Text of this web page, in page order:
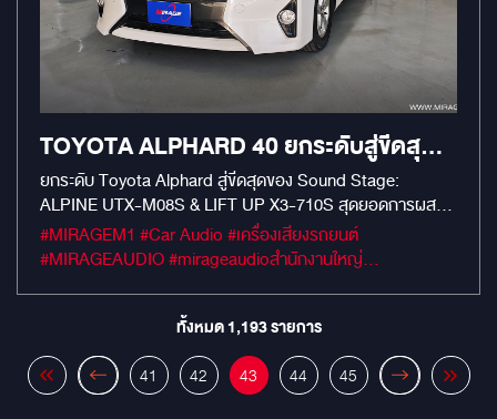
TOYOTA ALPHARD 40 ยกระดับสู่ขีดสุด
ของ SOUND STAGE: ALPINE UTX-
M08S & LIFT UP X3-710S
ยกระดับ Toyota Alphard สู่ขีดสุดของ Sound Stage:
ALPINE UTX-M08S & LIFT UP X3-710S สุดยอดการผสม
ผสานระหว่างเทคโนโลยีเสียงดิจิทัลที่บริสุทธิ์ที่สุด และงานติดตั้ง
Custom Built ระดับพรีเมียม เพื่อมอบประสบการณ์คอนเสิร์ต
UTX-M08S: หัวใจเสียงดิจิทัลที่บริสุทธิ์ที่สุด นี่คือ Digital
Media Receiver ที่ได้รับฉายาว่า "เครื่องเล่นปีศาจ" แห่งวงการ
Audiophile ในรถยนต์ ด้วยจุดเด่นสำคัญคือการส่งสัญญาณ
เสียงผ่าน Fiber Optic (ใยแก้วนำแสง) คุณภาพเสียงที่เหนือกว่า:
สัญญาณเสียงดิจิทัลที่ส่งผ่าน Digital Optical Output จะ
#MIRAGEM1 #Car Audio #เครื่องเสียงรถยนต์
#MIRAGEAUDIO #mirageaudioสำนักงานใหญ่
ทั้งหมด1,193รายการ
41 42 43 44 45